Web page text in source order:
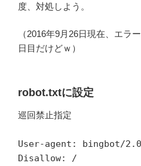
度、対処しよう。
（2016年9月26日現在、エラ
日目だけどｗ）
robot.txtに設定
巡回禁止指定
User-agent: bingbot/2.0
Disallow: /